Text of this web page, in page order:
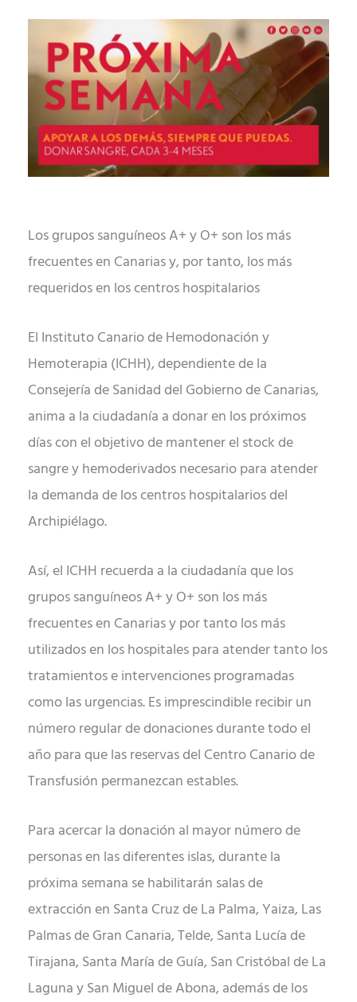
Los grupos sanguíneos A+ y O+ son los más
frecuentes en Canarias y, por tanto, los más
requeridos en los centros hospitalarios
El Instituto Canario de Hemodonación y
Hemoterapia (ICHH), dependiente de la
Consejería de Sanidad del Gobierno de Canarias,
anima a la ciudadanía a donar en los próximos
días con el objetivo de mantener el stock de
sangre y hemoderivados necesario para atender
la demanda de los centros hospitalarios del
Archipiélago.
Así, el ICHH recuerda a la ciudadanía que los
grupos sanguíneos A+ y O+ son los más
frecuentes en Canarias y por tanto los más
utilizados en los hospitales para atender tanto los
tratamientos e intervenciones programadas
como las urgencias. Es imprescindible recibir un
número regular de donaciones durante todo el
año para que las reservas del Centro Canario de
Transfusión permanezcan estables.
Para acercar la donación al mayor número de
personas en las diferentes islas, durante la
próxima semana se habilitarán salas de
extracción en Santa Cruz de La Palma, Yaiza, Las
Palmas de Gran Canaria, Telde, Santa Lucía de
Tirajana, Santa María de Guía, San Cristóbal de La
Laguna y San Miguel de Abona, además de los